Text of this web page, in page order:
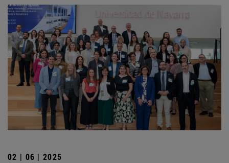
02 | 06 | 2025